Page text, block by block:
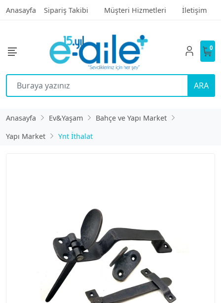
Anasayfa Sipariş Takibi Müşteri Hizmetleri İletişim
ARA
0
Anasayfa Ev&Yaşam
Bahçe ve Yapı Market
Yapı Market
Ynt İthalat